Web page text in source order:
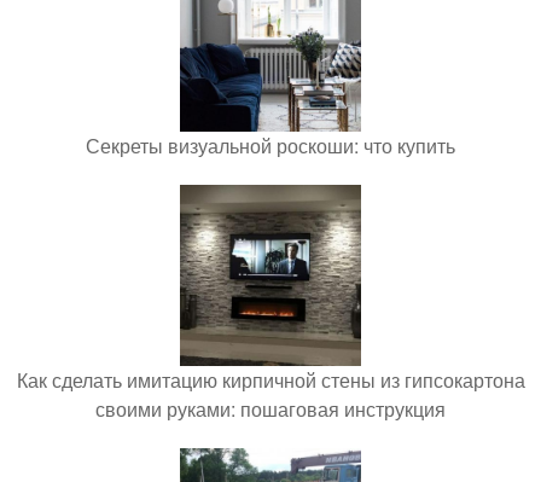
Секреты визуальной роскоши: что купить
Как сделать имитацию кирпичной стены из гипсокартона
своими руками: пошаговая инструкция